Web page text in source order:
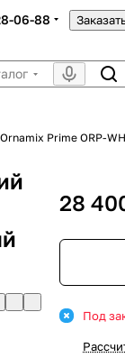
06-88
Prime ORP-
28
Под